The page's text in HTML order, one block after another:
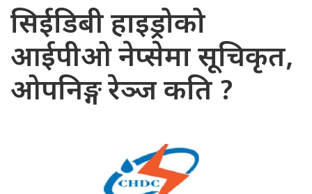
सिईडिबी हाइड्रोको
आईपीओ नेप्सेमा सूचिकृत,
ओपनिङ्ग रेञ्ज कति ?